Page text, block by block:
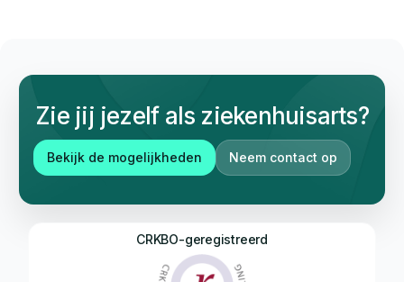
Zie jij jezelf als ziekenhuisarts?
Bekijk de mogelijkheden Neem contact op
CRKBO-geregistreerd